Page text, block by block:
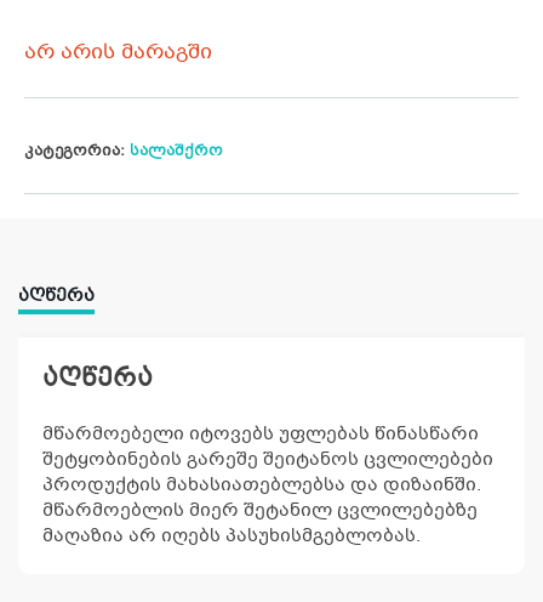
არ არის მარაგში
კატეგორია: სალაშქრო
ᲐᲦᲬᲔᲠᲐ
აღწერა
მწარმოებელი იტოვებს უფლებას წინასწარი
შეტყობინების გარეშე შეიტანოს ცვლილებები
პროდუქტის მახასიათებლებსა და დიზაინში.
მწარმოებლის მიერ შეტანილ ცვლილებებზე
მაღაზია არ იღებს პასუხისმგებლობას.